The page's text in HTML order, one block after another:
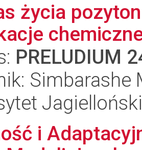
życia
PRELUDIUM
Simbarashe
Jagielloński
i